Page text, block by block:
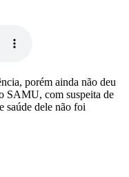
porém ainda não deu
SAMU, com suspeita de
saúde dele não foi